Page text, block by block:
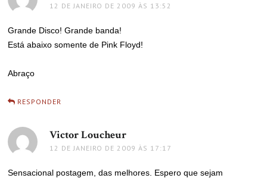
12 DE JANEIRO DE 2009 ÀS 13:52
Grande Disco! Grande banda!
Está abaixo somente de Pink Floyd!
Abraço
RESPONDER
Victor Loucheur
12 DE JANEIRO DE 2009 ÀS 17:17
Sensacional postagem, das melhores. Espero que sejam